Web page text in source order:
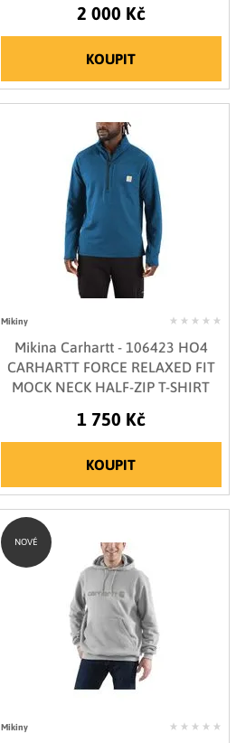
2 000 Kč
KOUPIT
Mikiny
Mikina Carhartt - 106423 HO4
CARHARTT FORCE RELAXED FIT
MOCK NECK HALF-ZIP T-SHIRT
1 750 Kč
KOUPIT
Mikiny
NOVÉ